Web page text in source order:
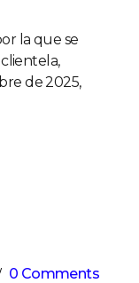
la que se
de 2025,
0 Comments